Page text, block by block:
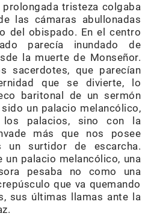
tristeza colgaba
las cámaras abullonadas
del obispado. En el centro
parecía inundado de
la muerte de Monseñor.
sacerdotes, que parecían
que se divierte, lo
baritonal de un sermón
un palacio melancólico,
palacios, sino con la
más que nos posee
un surtidor de escarcha.
un palacio melancólico, una
pesaba no como una
que va quemando
sus últimas llamas ante la